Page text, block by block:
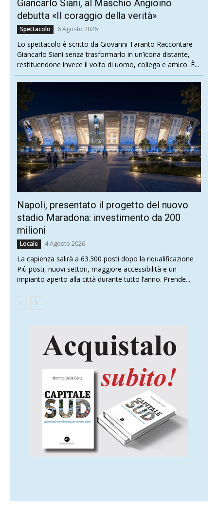
Giancarlo Siani, al Maschio Angioino
debutta «Il coraggio della verità»
Spettacolo 6 Agosto 2026
Lo spettacolo è scritto da Giovanni Taranto Raccontare
Giancarlo Siani senza trasformarlo in un’icona distante,
restituendone invece il volto di uomo, collega e amico. È...
Napoli, presentato il progetto del nuovo
stadio Maradona: investimento da 200
milioni
Locale 4 Agosto 2026
La capienza salirà a 63.300 posti dopo la riqualificazione
Più posti, nuovi settori, maggiore accessibilità e un
impianto aperto alla città durante tutto l’anno. Prende...